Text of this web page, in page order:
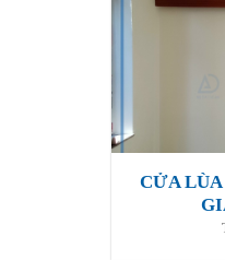
CỬA